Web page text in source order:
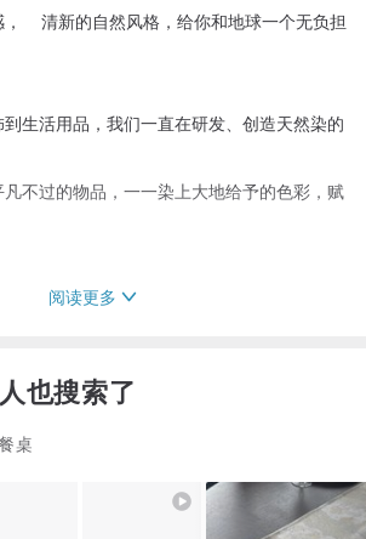
， 清新的自然风格，给你和地球一个无负担
生活用品，我们一直在研发、创造天然染的
不过的物品，一一染上大地给予的色彩，赋
米
米
阅读更多
也搜索了
桌